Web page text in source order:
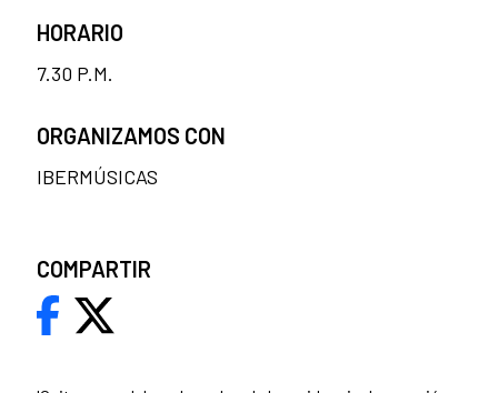
HORARIO
7.30 P.M.
ORGANIZAMOS CON
IBERMÚSICAS
COMPARTIR